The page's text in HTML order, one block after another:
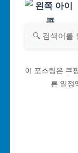
이 포스팅은 쿠
른 일정